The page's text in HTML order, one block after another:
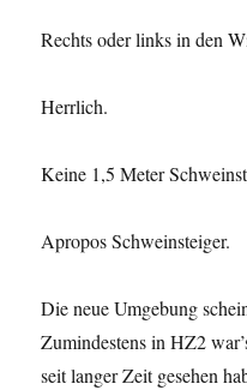
Rechts oder links in den
Herrlich.
Keine 1,5 Meter
Apropos Schweinsteiger.
Die neue Umgebung
Zumindestens in HZ2
seit langer Zeit gesehen